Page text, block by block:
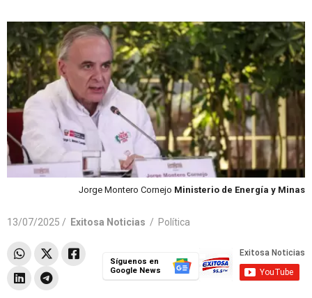
Jorge Montero Cornejo Ministerio de Energía y Minas
13/07/2025 / Exitosa Noticias / Política
Síguenos en
Google News